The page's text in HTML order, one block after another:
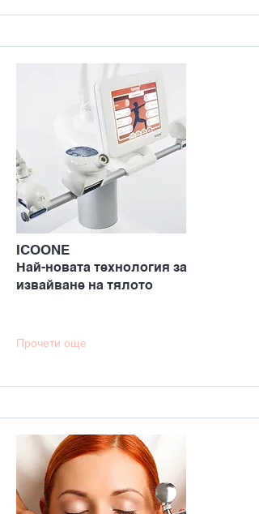
ICOONE
Най-новата технология за
извайване на тялото
Прочети още